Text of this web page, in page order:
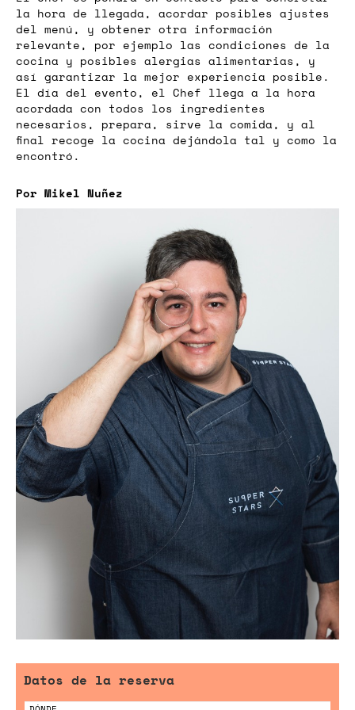
la hora de llegada, acordar posibles ajustes
del menú, y obtener otra información
relevante, por ejemplo las condiciones de la
cocina y posibles alergias alimentarias, y
así garantizar la mejor experiencia posible.
El día del evento, el Chef llega a la hora
acordada con todos los ingredientes
necesarios, prepara, sirve la comida, y al
final recoge la cocina dejándola tal y como la
encontró.
Por Mikel Nuñez
Datos de la reserva